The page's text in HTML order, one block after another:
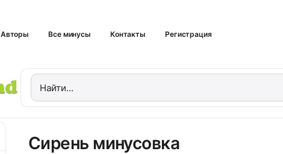
Авторы Все минусы Контакты Регистрация
Сирень минусовка